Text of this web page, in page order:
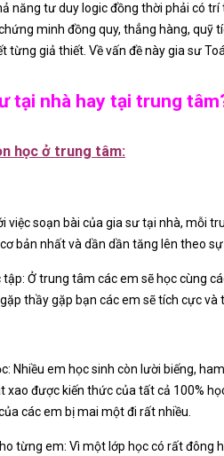
năng tư duy logic đồng thời phải có
minh đồng quy, thẳng hàng, quỹ
từng giả thiết. Về vấn đề này gia sư
tại nhà hay tại trung
học ở trung tâm:
việc soạn bài của gia sư tại nhà, mỗi
bản nhất và dần dần tăng lên theo sự
Ở trung tâm các em sẽ học cùng
thầy gặp bạn các em sẽ tích cực và
Nhiều em học sinh còn lười biếng,
được kiến thức của tất cả 100%
các em bị mai một đi rất nhiều.
từng em: Vì một lớp học có rất